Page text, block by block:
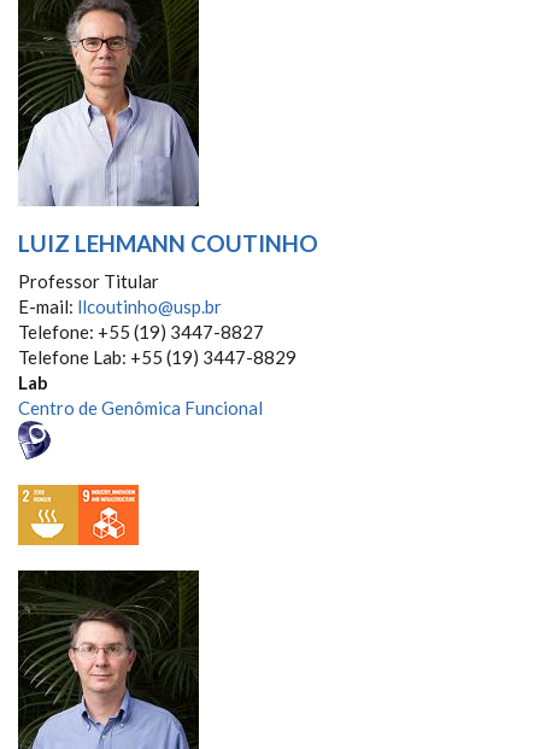
LUIZ LEHMANN COUTINHO
Professor Titular
E-mail: llcoutinho@usp.br
Telefone: +55 (19) 3447-8827
Telefone Lab: +55 (19) 3447-8829
Lab
Centro de Genômica Funcional